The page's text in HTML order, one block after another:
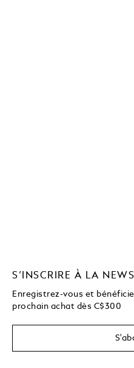
S’INSCRIRE À LA
Enregistrez-vous et
prochain achat dès C$300